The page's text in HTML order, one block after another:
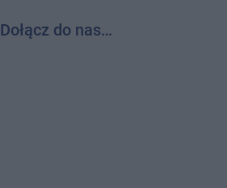
Dołącz do nas…